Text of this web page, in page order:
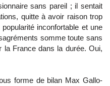
sans pareil ; il sentait
quitte à avoir raison trop
inconfortable et une
somme toute sans
la France dans la durée. Oui,
forme de bilan Max Gallo-